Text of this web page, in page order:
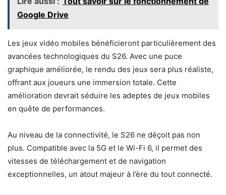
Google Drive
Les jeux vidéo mobiles bénéficieront particulièrement des
avancées technologiques du S26. Avec une puce
graphique améliorée, le rendu des jeux sera plus réaliste,
offrant aux joueurs une immersion totale. Cette
amélioration devrait séduire les adeptes de jeux mobiles
en quête de performances.
Au niveau de la connectivité, le S26 ne déçoit pas non
plus. Compatible avec la 5G et le Wi-Fi 6, il permet des
vitesses de téléchargement et de navigation
exceptionnelles, un atout majeur à l’ère du tout connecté.